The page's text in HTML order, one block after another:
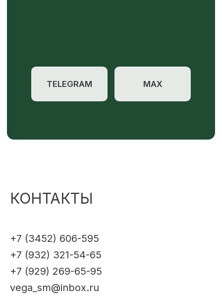
КОНТАКТЫ
+7 (3452) 606-595
+7 (932) 321-54-65
+7 (929) 269-65-95
vega_sm@inbox.ru